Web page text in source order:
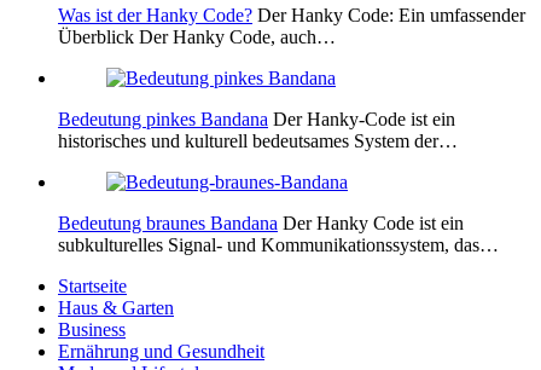
Was ist der Hanky Code? Der Hanky Code: Ein umfassender
Überblick Der Hanky Code, auch…
Bedeutung pinkes Bandana Der Hanky-Code ist ein
historisches und kulturell bedeutsames System der…
Bedeutung braunes Bandana Der Hanky Code ist ein
subkulturelles Signal- und Kommunikationssystem, das…
Startseite
Haus & Garten
Business
Ernährung und Gesundheit